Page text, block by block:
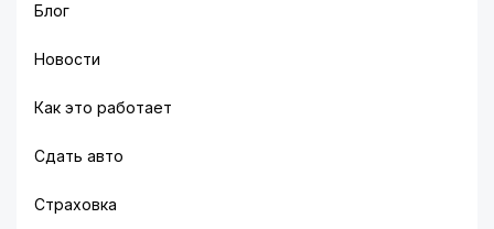
Блог
Новости
Как это работает
Сдать авто
Страховка